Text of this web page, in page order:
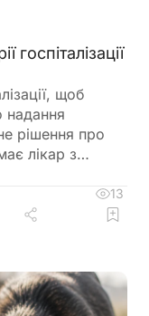
щоб
надання
рішення про
лікар з
13